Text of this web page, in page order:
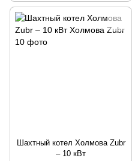
Шахтный котел Холмова Zubr
– 10 кВт